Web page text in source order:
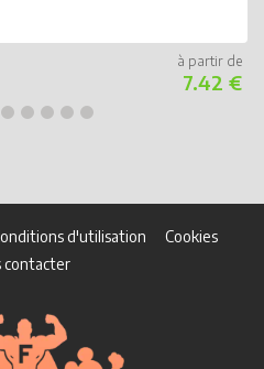
7.42 €
d'utilisation
Cookies
contacter